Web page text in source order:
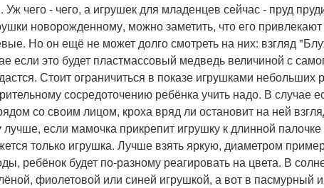
чего - чего, а игрушек для младенцев сейчас - пруд
новорожденному, можно заметить, что его
Но он ещё не может долго смотреть на них: взгляд
если это будет пластмассовый медведь величиной с
Стоит ограничиться в показе игрушками небольших
сосредоточению ребёнка учить надо. В случае
со своим лицом, кроха вряд ли остановит на ней
если мамочка прикрепит игрушку к длинной
только игрушка. Лучше взять яркую, диаметром
ребёнок будет по-разному реагировать на цвета. В
фиолетовой или синей игрушкой, а вот в пасмурный